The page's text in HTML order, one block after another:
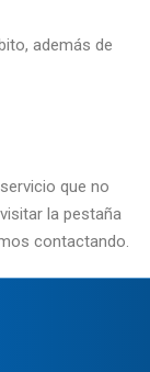
además de
que no
la pestaña
contactando.